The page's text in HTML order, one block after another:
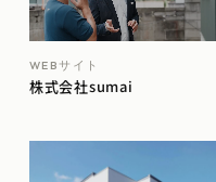
WEBサイト
株式会社sumai